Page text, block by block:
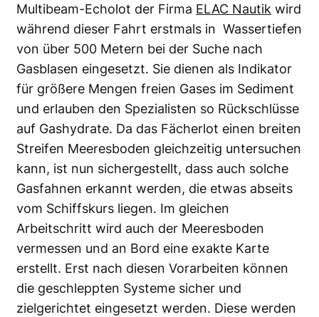
Multibeam-Echolot der Firma ELAC Nautik wird
während dieser Fahrt erstmals in Wassertiefen
von über 500 Metern bei der Suche nach
Gasblasen eingesetzt. Sie dienen als Indikator
für größere Mengen freien Gases im Sediment
und erlauben den Spezialisten so Rückschlüsse
auf Gashydrate. Da das Fächerlot einen breiten
Streifen Meeresboden gleichzeitig untersuchen
kann, ist nun sichergestellt, dass auch solche
Gasfahnen erkannt werden, die etwas abseits
vom Schiffskurs liegen. Im gleichen
Arbeitschritt wird auch der Meeresboden
vermessen und an Bord eine exakte Karte
erstellt. Erst nach diesen Vorarbeiten können
die geschleppten Systeme sicher und
zielgerichtet eingesetzt werden. Diese werden